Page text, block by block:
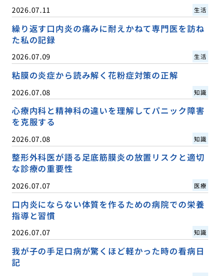
2026.07.11 生活
繰り返す口内炎の痛みに耐えかねて専門医を訪ね
た私の記録
2026.07.09 生活
粘膜の炎症から読み解く花粉症対策の正解
2026.07.08 知識
心療内科と精神科の違いを理解してパニック障害
を克服する
2026.07.08 知識
整形外科医が語る足底筋膜炎の放置リスクと適切
な診療の重要性
2026.07.07 医療
口内炎にならない体質を作るための病院での栄養
指導と習慣
2026.07.07 知識
我が子の手足口病が驚くほど軽かった時の看病日
記